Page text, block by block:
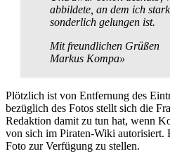
abbildete, an dem ich
sonderlich gelungen ist.
Mit freundlichen Grüßen
Markus Kompa»
Plötzlich ist von Entfernung des
bezüglich des Fotos stellt sich die
Redaktion damit zu tun hat, wenn
von sich im Piraten-Wiki autorisiert.
Foto zur Verfügung zu stellen.